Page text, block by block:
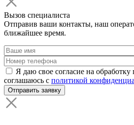
Вызов специалиста
Отправив ваши контакты, наш
ближайшее время.
Я даю свое согласие на
соглашаюсь с политикой